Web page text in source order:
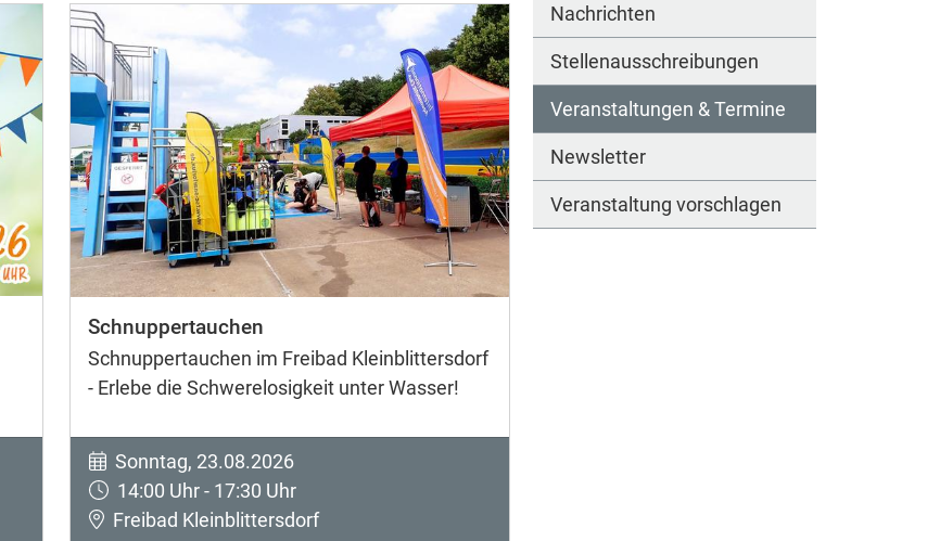
Nachrichten
Stellenausschreibungen
Veranstaltungen & Termine
Newsletter
Veranstaltung vorschlagen
Schnuppertauchen
Schnuppertauchen im Freibad Kleinblittersdorf
- Erlebe die Schwerelosigkeit unter Wasser!
Sonntag, 23.08.2026
14:00 Uhr - 17:30 Uhr
Freibad Kleinblittersdorf